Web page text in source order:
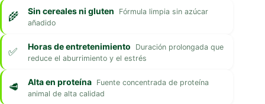
Sin cereales ni gluten
Fórmula limpia sin azúcar
añadido
Horas de entretenimiento
Duración prolongada que
reduce el aburrimiento y el estrés
Alta en proteína Fuente concentrada de proteína
animal de alta calidad